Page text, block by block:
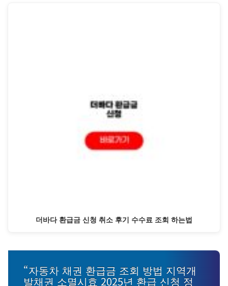
더바다 환급금 신청 취소 후기 수수료 조회 하는법
“자동차 채권 환급금 조회 방법 지역개
발채권 소멸시효 2025년 환급 신청 정